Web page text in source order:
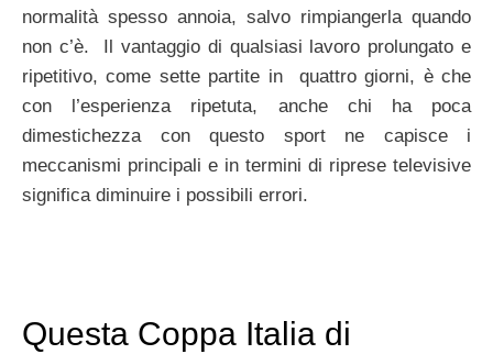
normalità spesso annoia, salvo rimpiangerla quando
non c’è. Il vantaggio di qualsiasi lavoro prolungato e
ripetitivo, come sette partite in quattro giorni, è che
con l’esperienza ripetuta, anche chi ha poca
dimestichezza con questo sport ne capisce i
meccanismi principali e in termini di riprese televisive
significa diminuire i possibili errori.
Questa Coppa Italia di